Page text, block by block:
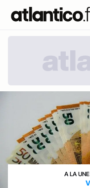
A LA UNE